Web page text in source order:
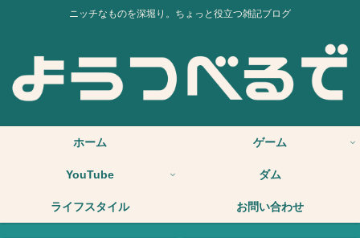
ニッチなものを深堀り。ちょっと役立つ雑記ブログ
ホーム ゲーム
YouTube ダム
ライフスタイル お問い合わせ